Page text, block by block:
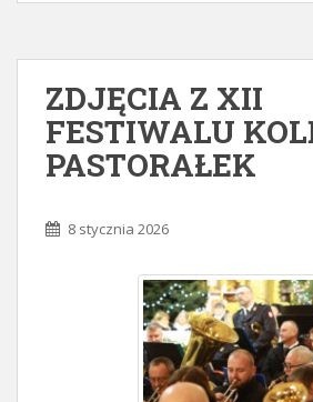
ZDJĘCIA Z XII
FESTIWALU
PASTORAŁEK
8 stycznia 2026